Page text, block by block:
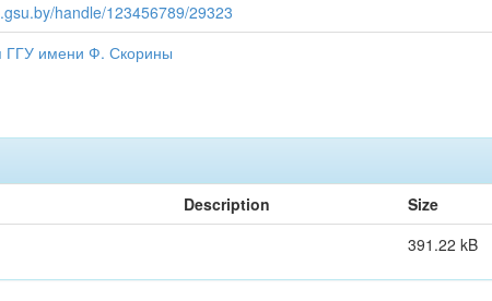
handle/123456789/29323
ГГУ имени Ф. Скорины
Description Size
391.22 kB